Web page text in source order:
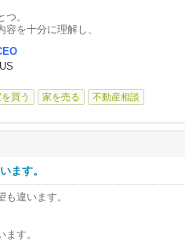
。
を十分に理解し、
伝いをしてきました。
ことでも日本語で
買う 家を売る 不動産相談
ます。
違います。
す。